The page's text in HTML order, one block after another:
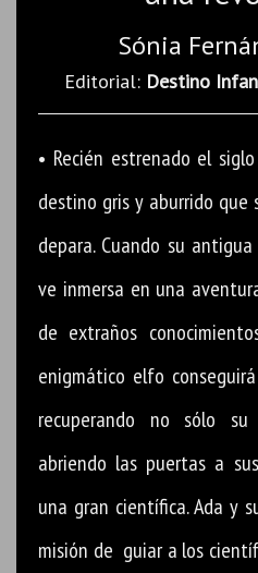
Sónia
Editorial: Destino
• Recién estrenado el
destino gris y aburrido
depara. Cuando su
ve inmersa en una
de extraños
enigmático elfo
recuperando no sólo
abriendo las puertas a
una gran científica. Ada y
misión de guiar a los